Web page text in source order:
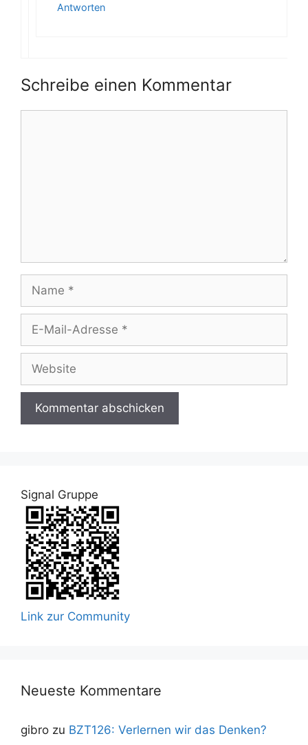
Antworten
Schreibe einen Kommentar
Name
Adresse
Website
Signal Gruppe
Link zur Community
Neueste Kommentare
gibro zu BZT126: Verlernen wir das Denken?